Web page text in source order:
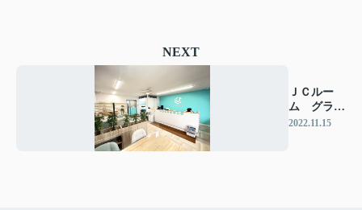
NEXT
ＪＣルー
ム グラン
ドオープ
2022.11.15